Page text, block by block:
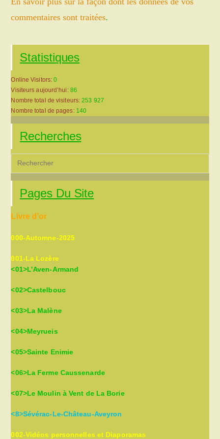
commentaires sont traitées.
Statistiques
Online Visitors:0
Visiteurs aujourd’hui: 86
Nombre total de visiteurs:253 927
Nombre total de pages: 140
Recherches
to
Pages Du Site
Livre d’or
000-Automne-2025
001-La Lozère
<01>L’Aven-Armand
<02>Castelbouc
<03>La Malène
<04>Meyrueis
<05>Sainte Enimie
<06>La Ferme Caussenarde
<07>Le Moulin à Vent de La Borie
<8>Sévérac-Le-Château-Aveyron
002-Vidéos personnelles et Diaporamas